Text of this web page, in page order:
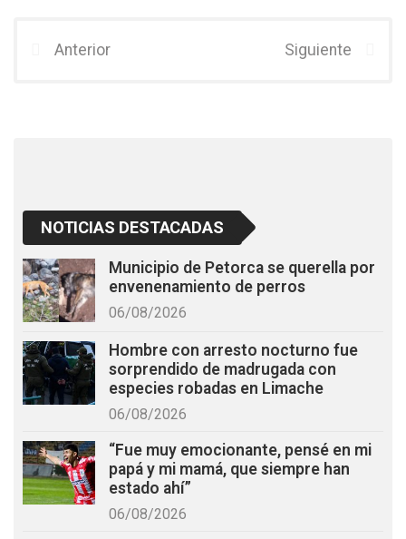
b
er
Anterior Siguiente
NOTICIAS DESTACADAS
Municipio de Petorca se querella por
envenenamiento de perros
06/08/2026
Hombre con arresto nocturno fue
sorprendido de madrugada con
especies robadas en Limache
06/08/2026
“Fue muy emocionante, pensé en mi
papá y mi mamá, que siempre han
estado ahí”
06/08/2026